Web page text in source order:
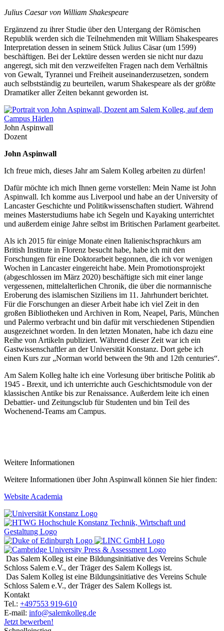
Julius Caesar von William Shakespeare
Ergänzend zu ihrer Studie über den Untergang der Römischen
Republik werden sich die Teilnehmenden mit William Shakespeares
Interpretation dessen in seinem Stück Julius Cäsar (um 1599)
beschäftigen. Bei der Lektüre dessen werden sie nicht nur dazu
angeregt, sich mit den verzweifelten Fragen nach dem Verhältnis
von Gewalt, Tyrannei und Freiheit auseinanderzusetzen, sondern
auch selbstständig zu beurteilen, warum Shakespeare als der größte
Dramatiker aller Zeiten bekannt geworden ist.
John Aspinwall
Dozent
John Aspinwall
Ich freue mich, dieses Jahr am Salem Kolleg arbeiten zu dürfen!
Dafür möchte ich mich Ihnen gerne vorstellen: Mein Name ist John
Aspinwall. Ich komme aus Liverpool und habe an der University of
Lancaster Geschichte und Politikwissenschaften studiert. Während
meines Masterstudiums habe ich Segeln und Kayaking unterrichtet
und außerdem einige Jahre selbst im Britischen Parlament gearbeitet.
Als ich 2015 für einige Monate einen Italienischsprachkurs am
British Institute in Florenz besucht habe, habe ich mit den
Forschungen für eine Doktorarbeit begonnen, die ich vor wenigen
Wochen in Lancaster eingereicht habe. Mein Promotionsprojekt
(abgeschlossen im März 2020) beschäftigte sich mit einer lange
vergessenen, mittelalterlichen Chronik, die über die normannische
Eroberung des islamischen Siziliens im 11. Jahrhundert berichtet.
Für die Forschungen an dieser Arbeit habe ich viel Zeit in den
großen Bibliotheken und Archiven in Rom, Neapel, Paris, München
und Palermo verbracht und bin dafür mit verschiedenen Stipendien
ausgezeichnet worden. In den letzten Monaten, habe ich dazu eine
Reihe von Artikeln publiziert. Während dieser Zeit war ich ein
Gastwissenschaftler an der Universität Konstanz. Dort gebe ich
einen Kurs zur „Norman world between the 9th and 12th centuries“.
Am Salem Kolleg halte ich eine Vorlesung über britische Politik ab
1945 - Brexit, und ich unterrichte auch Geschichtsmodule von der
klassischen Antike bis zur Renaissance. Außerdem leite ich einen
Debattier- und Zeitungsclub für Studenten und bin Teil des
Wochenend-Teams am Campus.
Weitere Informationen
Weitere Informationen über John Aspinwall können Sie hier finden:
Website Academia
Das Salem Kolleg ist eine Bildungsinitiative des Vereins Schule
Schloss Salem e.V., der Träger des Salem Kollegs ist.
Das Salem Kolleg ist eine Bildungsinitiative des Vereins Schule
Schloss Salem e.V., der Träger des Salem Kollegs ist.
Kontakt
Tel.: +497553 919-610
E-mail: info@salemkolleg.de
Jetzt bewerben!